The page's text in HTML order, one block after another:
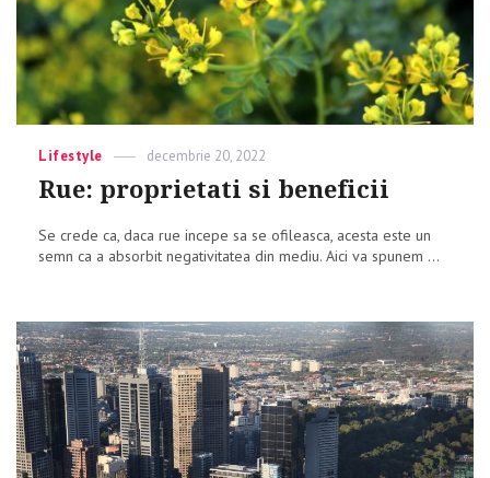
Categories
Lifestyle
Posted
decembrie 20, 2022
Rue: proprietati si beneficii
Se crede ca, daca rue incepe sa se ofileasca, acesta este un
semn ca a absorbit negativitatea din mediu. Aici va spunem ...